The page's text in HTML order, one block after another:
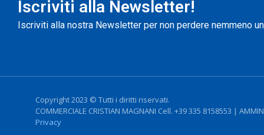
Iscriviti alla Newsletter!
Iscriviti alla nostra Newsletter per non perdere nemmeno
Copyright 2023 © Tutti i diritti riservati.
COMMERCIALE CRISTIAN MAGNANI Cell. +39 335 8158553 |
Privacy